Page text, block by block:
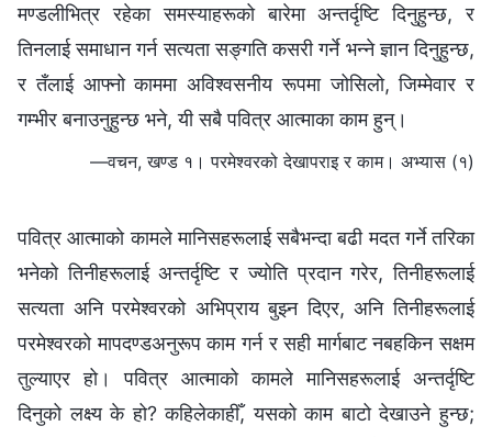
मण्डलीभित्र रहेका समस्याहरूको बारेमा अन्तर्दृष्टि दिनुहुन्छ, र
तिनलाई समाधान गर्न सत्यता सङ्गति कसरी गर्ने भन्‍ने ज्ञान दिनुहुन्छ,
र तँलाई आफ्नो काममा अविश्‍वसनीय रूपमा जोसिलो, जिम्मेवार र
गम्भीर बनाउनुहुन्छ भने, यी सबै पवित्र आत्माका काम हुन्।
—वचन, खण्ड १। परमेश्‍वरको देखापराइ र काम। अभ्यास (१)
पवित्र आत्माको कामले मानिसहरूलाई सबैभन्दा बढी मदत गर्ने तरिका
भनेको तिनीहरूलाई अन्तर्दृष्टि र ज्योति प्रदान गरेर, तिनीहरूलाई
सत्यता अनि परमेश्‍वरको अभिप्राय बुझ्‍न दिएर, अनि तिनीहरूलाई
परमेश्‍वरको मापदण्डअनुरूप काम गर्न र सही मार्गबाट नबहकिन सक्षम
तुल्याएर हो। पवित्र आत्माको कामले मानिसहरूलाई अन्तर्दृष्टि
दिनुको लक्ष्य के हो? कहिलेकाहीँ, यसको काम बाटो देखाउने हुन्छ;